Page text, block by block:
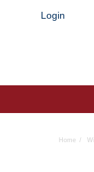
Login
Home